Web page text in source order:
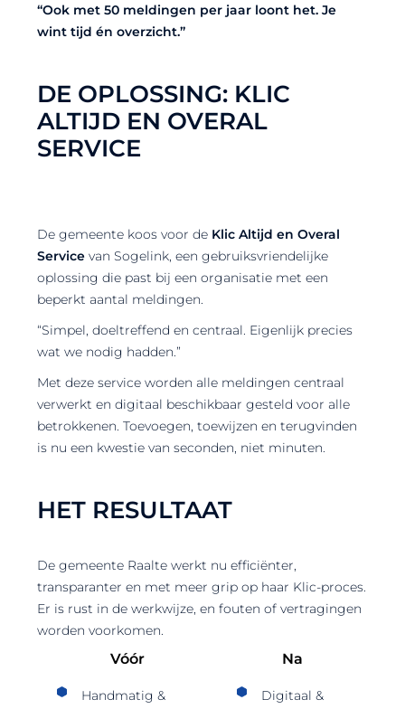
“Ook met 50 meldingen per jaar loont het. Je
wint tijd én overzicht.”
DE OPLOSSING: KLIC
ALTIJD EN OVERAL
SERVICE
De gemeente koos voor de Klic Altijd en Overal
Service van Sogelink, een gebruiksvriendelijke
oplossing die past bij een organisatie met een
beperkt aantal meldingen.
“Simpel, doeltreffend en centraal. Eigenlijk precies
wat we nodig hadden.”
Met deze service worden alle meldingen centraal
verwerkt en digitaal beschikbaar gesteld voor alle
betrokkenen. Toevoegen, toewijzen en terugvinden
is nu een kwestie van seconden, niet minuten.
HET RESULTAAT
De gemeente Raalte werkt nu efficiënter,
transparanter en met meer grip op haar Klic-proces.
Er is rust in de werkwijze, en fouten of vertragingen
worden voorkomen.
Vóór Na
Handmatig &
Digitaal &